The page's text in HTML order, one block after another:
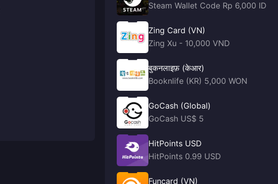
Steam Wallet Code Rp 6,000 ID
Zing Card (VN)
Zing Xu - 10,000 VND
बुकनलाइफ़ (केआर)
Booknlife (KR) 5,000 WON
GoCash (Global)
GoCash US$ 5
HitPoints USD
HitPoints 0.99 USD
Funcard (VN)